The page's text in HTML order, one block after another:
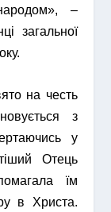
–
загальної
на честь
з
у
Отець
їм
в Христа.